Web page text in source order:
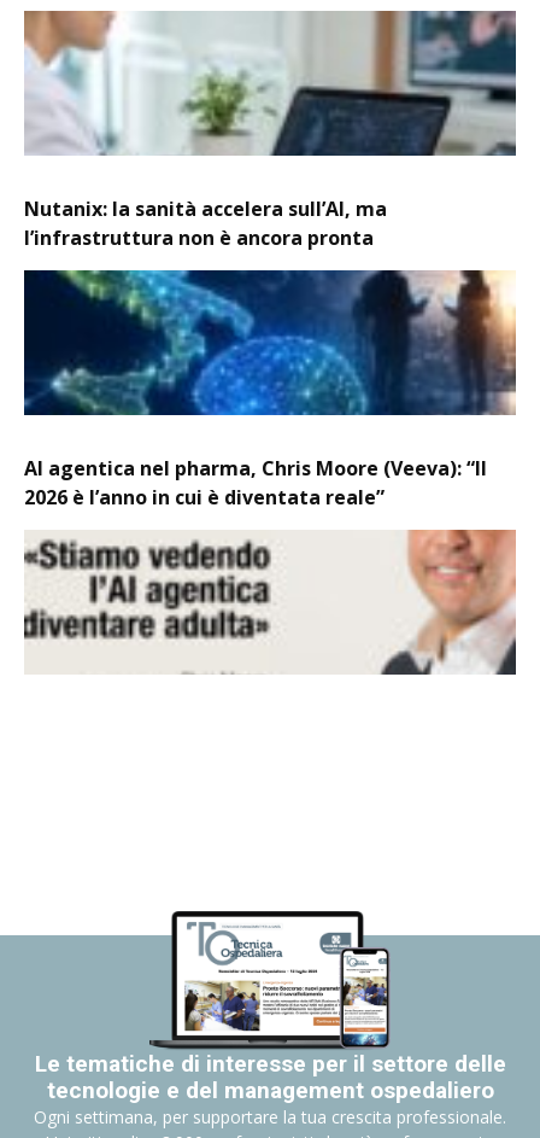
Nutanix: la sanità accelera sull’AI, ma
l’infrastruttura non è ancora pronta
AI agentica nel pharma, Chris Moore (Veeva): “Il
2026 è l’anno in cui è diventata reale”
Le tematiche di interesse per il settore delle
tecnologie e del management ospedaliero
Ogni settimana, per supportare la tua crescita professionale.